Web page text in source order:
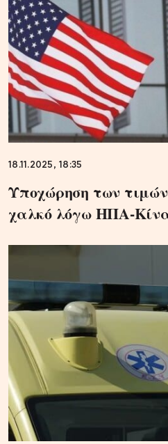
18.11.2025, 18:35
Υποχώρηση των
χαλκό λόγω ΗΠΑ-